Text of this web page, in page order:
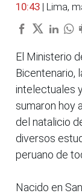
10:43 | Lima,
El Ministerio
Bicentenario,
intelectuales
sumaron hoy
del natalicio
diversos
peruano de
Nacido en